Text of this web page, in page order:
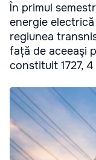
În primul
energie
regiunea
față de aceeaşi
constituit 1727, 4